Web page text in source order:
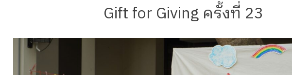
Gift for Giving ครั้งที่ 23